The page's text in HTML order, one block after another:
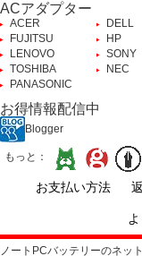
ACアダプター
ACER
DELL
FUJITSU
HP
LENOVO
SONY
TOSHIBA
NEC
PANASONIC
お得情報配信中
Blogger
もっと：
お支払い方法
ノートPCバッテリーのネッ